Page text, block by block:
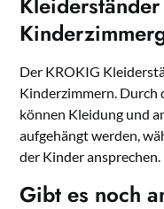
Der KROKIG
Kinderzimmern.
können Kleidung und
aufgehängt werden,
der Kinder ansprechen.
Gibt es noch